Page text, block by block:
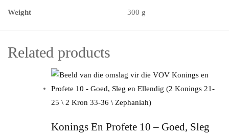
Weight 300 g
Related products
Konings En Profete 10 – Goed, Sleg